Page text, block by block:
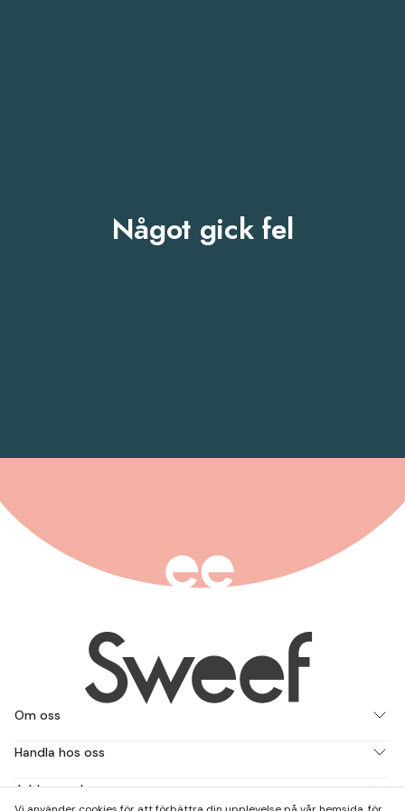
Något gick fel
Om oss
Handla hos oss
Jobba med oss